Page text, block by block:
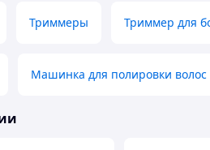
Триммеры Триммер для
Машинка для полировки волос